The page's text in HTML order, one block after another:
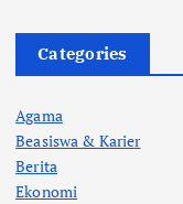
Categories
Agama
Beasiswa & Karier
Berita
Ekonomi